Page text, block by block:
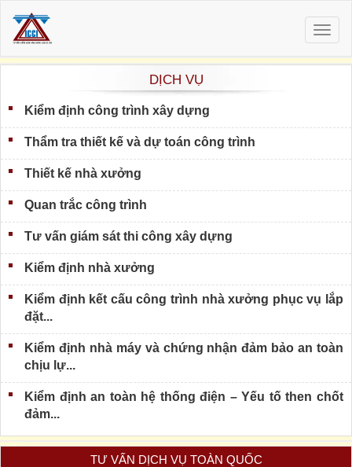
DỊCH VỤ
Kiểm định công trình xây dựng
Thẩm tra thiết kế và dự toán công trình
Thiết kế nhà xưởng
Quan trắc công trình
Tư vấn giám sát thi công xây dựng
Kiểm định nhà xưởng
Kiểm định kết cấu công trình nhà xưởng phục vụ lắp
đặt...
Kiểm định nhà máy và chứng nhận đảm bảo an toàn
chịu lự...
Kiểm định an toàn hệ thống điện – Yếu tố then chốt
đảm...
TƯ VẤN DỊCH VỤ TOÀN QUỐC